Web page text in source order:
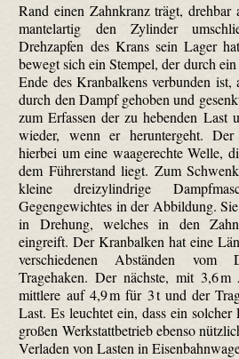
Rand einen Zahnkranz trägt,
mantelartig den Zylinder
Drehzapfen des Krans sein Lager
bewegt sich ein Stempel, der durch
Ende des Kranbalkens verbunden
durch den Dampf gehoben und
zum Erfassen der zu hebenden Last
wieder, wenn er heruntergeht.
hierbei um eine waagerechte Welle,
dem Führerstand liegt. Zum
kleine drei­zylindrige
Gegengewichtes in der Abbildung.
in Drehung, welches in den
eingreift. Der Kranbalken hat eine
verschiedenen Abständen vom
Tragehaken. Der nächste, mit 3,6
mittlere auf 4,9 m für 3 t und der
Last. Es leuchtet ein, dass ein
großen Werkstattbetrieb ebenso
Verladen von Lasten in